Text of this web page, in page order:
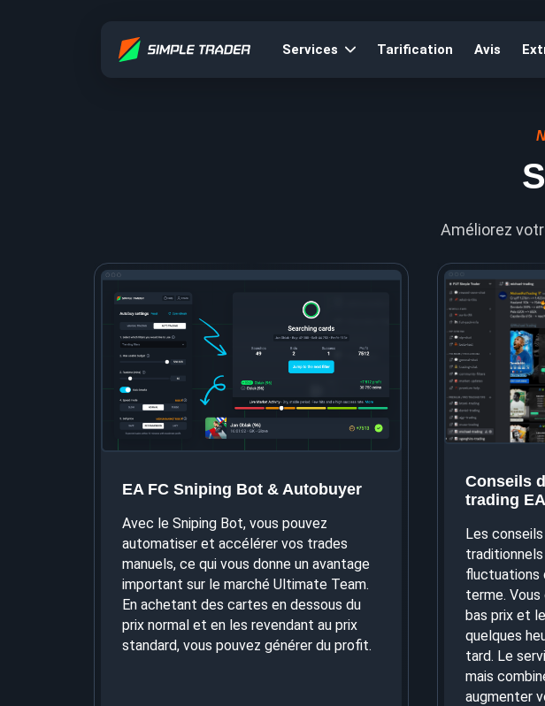
Services Tarification Avis
Améliorez
EA FC Sniping Bot & Autobuyer
Avec le Sniping Bot, vous pouvez
automatiser et accélérer vos trades
manuels, ce qui vous donne un avantage
important sur le marché Ultimate Team.
En achetant des cartes en dessous du
prix normal et en les revendant au prix
standard, vous pouvez générer du profit.
Conseils
trading
Les
fluctuations
terme.
bas prix et
quelques
tard. Le
mais
augmenter